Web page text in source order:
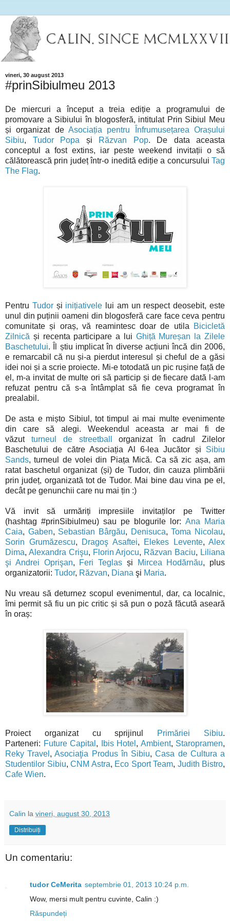
vineri, 30 august 2013
#prinSibiulmeu 2013
De miercuri a început a treia ediție a programului de
promovare a Sibiului în blogosferă, intitulat Prin Sibiul Meu
și organizat de Asociația pentru Înfrumusețarea Orașului
Sibiu, Tudor Popa și Răzvan Pop. De data aceasta
conceptul a fost extins, iar peste weekend invitații o să
călătorească prin județ într-o inedită ediție a concursului Tag
The Flag.
Pentru Tudorși inițiativele lui am un respect deosebit, este
unul din puținii oameni din blogosferă care face ceva pentru
comunitate și oraș, vă reamintesc doar de utila
Bicicletă
Zilnică și recenta participare a lui Ghiță Mureșan la Zilele
Baschetului. Îl știu implicat în diverse acțiuni încă din 2006,
e remarcabil că nu și-a pierdut interesul și cheful de a găsi
idei noi și a scrie proiecte. Mi-e totodată un pic rușine față de
el, m-a invitat de multe ori să particip și de fiecare dată l-am
refuzat pentru că s-a întâmplat să fie ceva programat în
prealabil.
De asta e mișto Sibiul, tot timpul ai mai multe evenimente
din care să alegi. Weekendul aceasta ar mai fi de
văzut turneul de streetball
organizat în cadrul Zilelor
Baschetului de către Asociația Al 6-lea Jucător și Sibiu
Sands, turneul de volei din Piața Mică. Ca să zic așa, am
ratat baschetul organizat (și) de Tudor, din cauza plimbării
prin județ, organizată tot de Tudor. Mai bine dau vina pe el,
decât pe genunchii care nu mai țin :)
Vă invit să urmăriți impresiile invitaților pe Twitter
(hashtag #prinSibiulmeu) sau pe blogurile lor: Ana Maria
Caia, Gaben, Sebastian Bârgău, Denisuca,Toma Nicolau,
Sorin Grumăzescu, Dragoş Asaftei, Elekes Levente, Alex
Dima, Alexandra Crişu, Florin Arjocu, Răzvan Baciu, Liliana
şi Andrei Oprişan, Feri Teglas și Mircea Hodărnău, plus
organizatorii: Tudor, Răzvan, Diana şi Maria.
Nu vreau să deturnez scopul evenimentul, dar, ca localnic,
îmi permit să fiu un pic critic și să pun o poză făcută aseară
în oraș:
Proiect organizat cu sprijinul Primăriei Sibiu.
Parteneri: Future Capital , Ibis Hotel , Ambient, Staropramen,
Reky Travel ,Asociaţia Produs în Sibiu,Casa de Cultura a
Studentilor Sibiu, CNM Astra, Eco Sport Team, Judith Bistro,
Cafe Wien.
Calin la vineri, august 30, 2013
Distribuiți
Un comentariu:
tudor CeMerita septembrie 01, 2013 10:24 p.m.
Wow, mersi mult pentru cuvinte, Calin :)
Răspundeți